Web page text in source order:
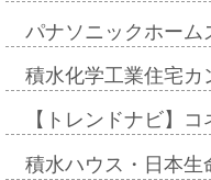
パナソニックホー
積水化学工業住宅
【トレンドナビ】
積水ハウス・日本